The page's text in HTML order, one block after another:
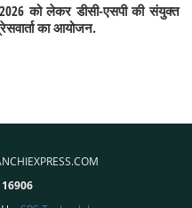
को लेकर डीसी-एसपी की संयुक्त
का आयोजन.
16906